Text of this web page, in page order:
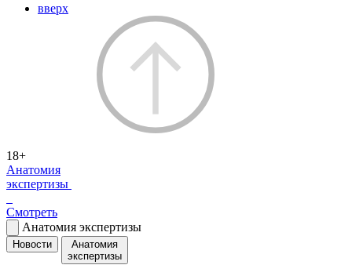
вверх
18+
Анатомия
экспертизы
Смотреть
Анатомия экспертизы
Новости
Анатомия
экспертизы